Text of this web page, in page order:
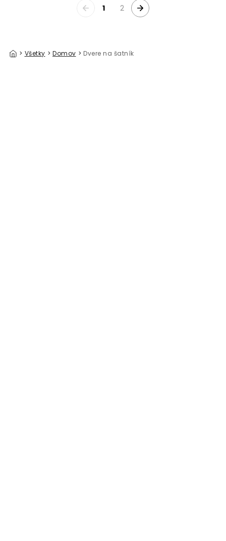
1 2
> Všetky > Domov > Dvere na šatník